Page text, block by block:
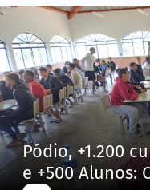
Pódio, +1.200
e +500 Alunos: